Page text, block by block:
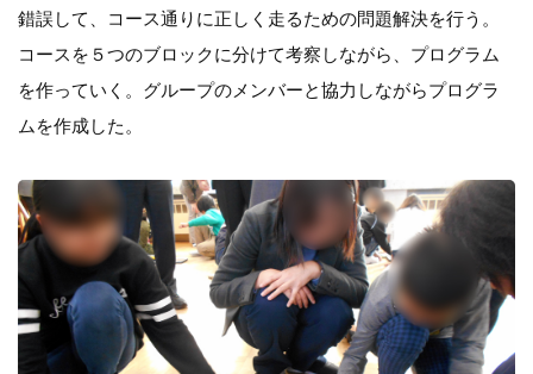
錯誤して、コース通りに正しく走るための問題解決を行う。
コースを５つのブロックに分けて考察しながら、プログラム
を作っていく。グループのメンバーと協力しながらプログラ
ムを作成した。